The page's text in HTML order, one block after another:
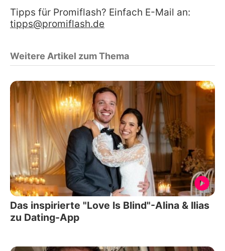
Tipps für Promiflash? Einfach E-Mail an:
tipps@promiflash.de
Weitere Artikel zum Thema
Das inspirierte "Love Is Blind"-Alina & Ilias
zu Dating-App